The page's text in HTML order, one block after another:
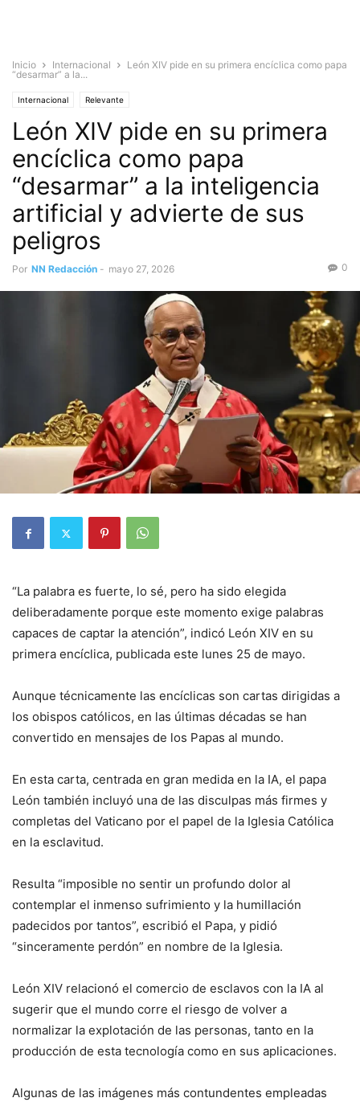
Inicio Internacional
León XIV pide en su primera encíclica como papa
“desarmar” a la...
Internacional Relevante
León XIV pide en su primera
encíclica como papa
“desarmar” a la inteligencia
artificial y advierte de sus
peligros
Por NN Redacción - mayo 27, 2026 0
“La palabra es fuerte, lo sé, pero ha sido elegida
deliberadamente porque este momento exige palabras
capaces de captar la atención”, indicó León XIV en su
primera encíclica, publicada este lunes 25 de mayo.
Aunque técnicamente las encíclicas son cartas dirigidas a
los obispos católicos, en las últimas décadas se han
convertido en mensajes de los Papas al mundo.
En esta carta, centrada en gran medida en la IA, el papa
León también incluyó una de las disculpas más firmes y
completas del Vaticano por el papel de la Iglesia Católica
en la esclavitud.
Resulta “imposible no sentir un profundo dolor al
contemplar el inmenso sufrimiento y la humillación
padecidos por tantos”, escribió el Papa, y pidió
“sinceramente perdón” en nombre de la Iglesia.
León XIV relacionó el comercio de esclavos con la IA al
sugerir que el mundo corre el riesgo de volver a
normalizar la explotación de las personas, tanto en la
producción de esta tecnología como en sus aplicaciones.
Algunas de las imágenes más contundentes empleadas